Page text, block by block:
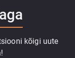
kõigi uute